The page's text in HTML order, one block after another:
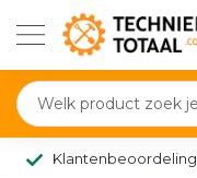
Klantenbeoordeling